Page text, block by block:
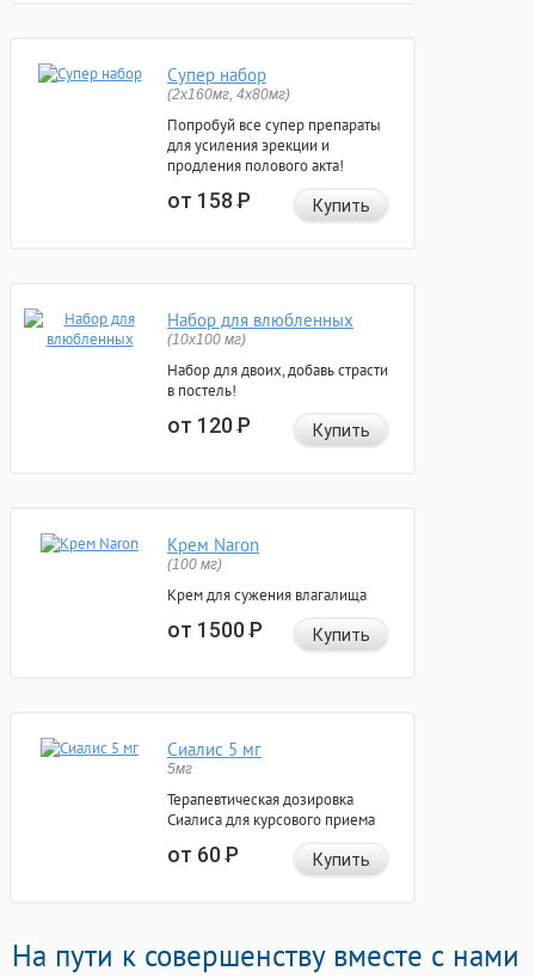
Супер набор
(2х160мг, 4х80мг)
Попробуй все супер препараты
для усиления эрекции и
продления полового акта!
от 158Р Купить
Набор для влюбленных
(10х100 мг)
Набор для двоих, добавь страсти
в постель!
от 120Р Купить
Крем Naron
(100 мг)
Крем для сужения влагалища
от 1500Р Купить
Сиалис 5 мг
5мг
Терапевтическая дозировка
Сиалиса для курсового приема
от 60Р Купить
На пути к совершенству вместе с нами